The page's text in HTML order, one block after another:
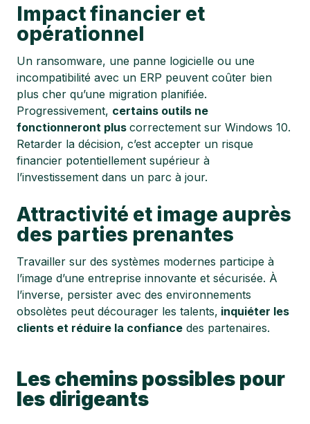
Impact financier et
opérationnel
Un ransomware, une panne logicielle ou une
incompatibilité avec un ERP peuvent coûter bien
plus cher qu’une migration planifiée.
Progressivement, certains outils ne
fonctionneront plus correctement sur Windows 10.
Retarder la décision, c’est accepter un risque
financier potentiellement supérieur à
l’investissement dans un parc à jour.
Attractivité et image auprès
des parties prenantes
Travailler sur des systèmes modernes participe à
l’image d’une entreprise innovante et sécurisée. À
l’inverse, persister avec des environnements
obsolètes peut décourager les talents, inquiéter les
clients et réduire la confiance des partenaires.
Les chemins possibles pour
les dirigeants